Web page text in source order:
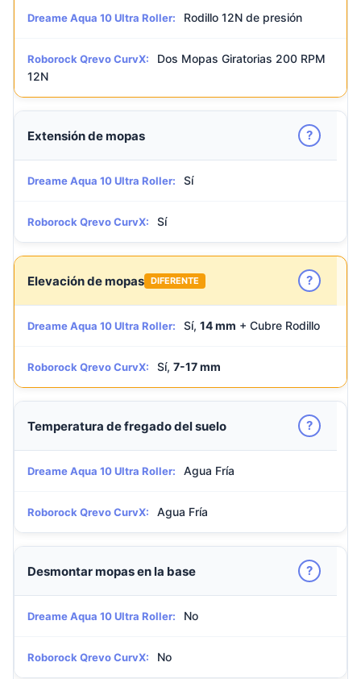
Dreame Aqua 10 Ultra Roller: Rodillo 12N de presión
Roborock Qrevo CurvX:
Dos Mopas Giratorias 200 RPM
12N
Extensión de mopas ?
Dreame Aqua 10 Ultra Roller: Sí
Roborock Qrevo CurvX: Sí
Elevación de mopas DIFERENTE ?
Dreame Aqua 10 Ultra Roller: Sí, 14 mm + Cubre Rodillo
Roborock Qrevo CurvX: Sí, 7-17 mm
Temperatura de fregado del suelo ?
Dreame Aqua 10 Ultra Roller: Agua Fría
Roborock Qrevo CurvX: Agua Fría
Desmontar mopas en la base ?
Dreame Aqua 10 Ultra Roller: No
Roborock Qrevo CurvX: No